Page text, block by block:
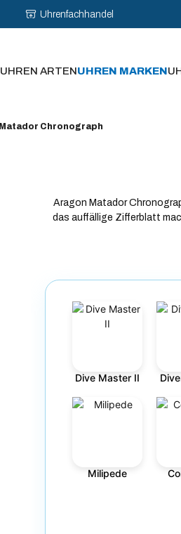
Uhrenfachhandel
UHREN ARTENUHREN MARKEN
Matador Chronograph
Aragon Matador
das auffällige Zifferblatt
Dive Master II
Milipede